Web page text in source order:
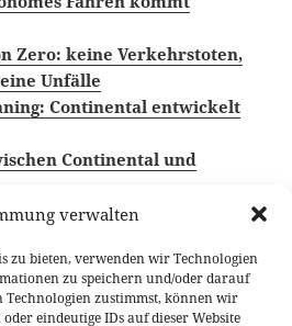
verwalten
zu bieten, verwenden wir Technologien
zu speichern und/oder darauf
Technologien zustimmst, können wir
eindeutige IDs auf dieser Website
Zero: keine Verkehrstoten,
Unfälle
Continental entwickelt
Continental und
Rutkowski Kategorien
News Schlagwörter
Autonomes